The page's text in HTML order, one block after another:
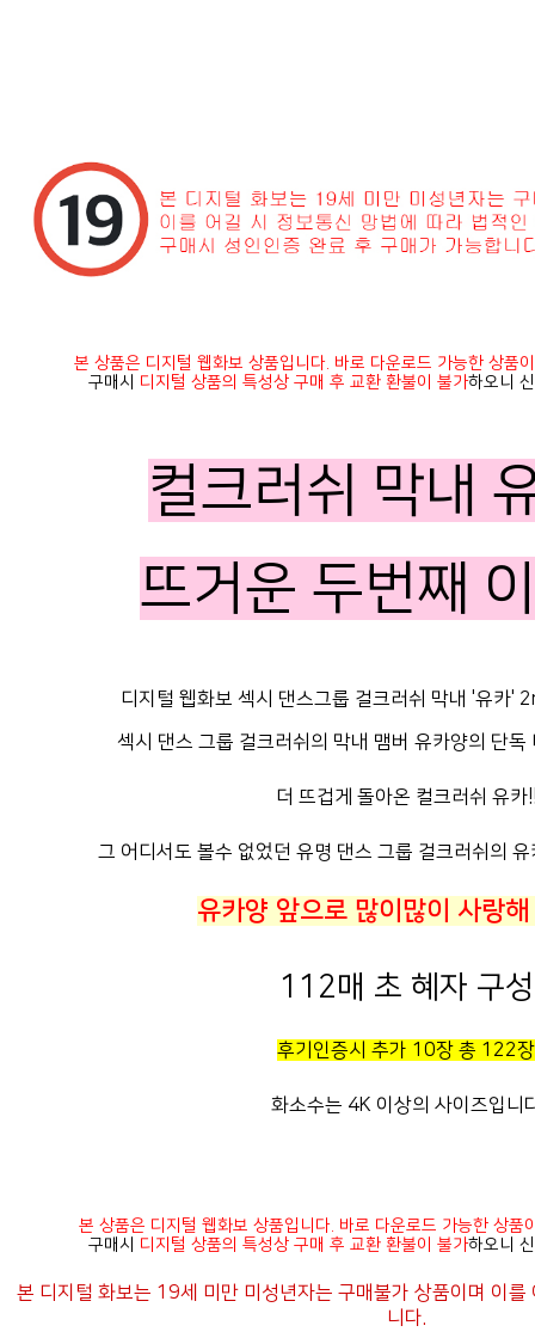
본 상품은 디지털 웹화보 상품입니다. 바로 다운로드 가능한 상품
구매시 디지털 상품의 특성상 구매 후 교환 환불이 불가하오니
컬크러쉬 막내
뜨거운 두번째
디지털 웹화보 섹시 댄스그룹 걸크러쉬 막내 '유카'
섹시 댄스 그룹 걸크러쉬의 막내 맴버 유카양의 단독
더 뜨겁게 돌아온 컬크러쉬 유카
그 어디서도 볼수 없었던 유명 댄스 그룹 걸크러쉬의
유카양 앞으로 많이많이 사랑
112매 초 혜자 구
후기인증시 추가 10장 총 122장
화소수는 4K 이상의 사이즈입니
본 상품은 디지털 웹화보 상품입니다. 바로 다운로드 가능한 상품
구매시 디지털 상품의 특성상 구매 후 교환 환불이 불가하오니
니다.